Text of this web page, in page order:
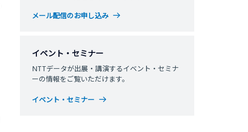
メール配信のお申し込み
イベント・セミナー
NTTデータが出展・講演するイベント・セミナ
ーの情報をご覧いただけます。
イベント・セミナー